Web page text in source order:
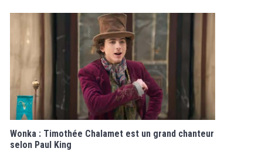
Wonka : Timothée Chalamet est un grand chanteur
selon Paul King